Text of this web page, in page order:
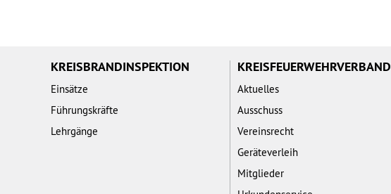
KREISBRANDINSPEKTION
Einsätze
Führungskräfte
Lehrgänge
KREISFEUERWEHRVERBAND
Aktuelles
Ausschuss
Vereinsrecht
Geräteverleih
Mitglieder